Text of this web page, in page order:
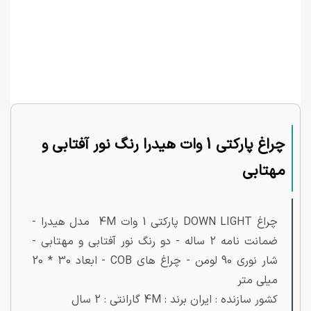
چراغ پارکتی 1 وات هیدرا رنگ نور آفتابی و
مهتابی
چراغ DOWN LIGHT پارکتی 1 وات 4M مدل هیدرا -
ضمانت نامه 2 ساله - دو رنگ نور آفتابی و مهتابی -
شار نوری 90 لومن - چراغ های COB - ابعاد 30 * 20
میلی متر
کشور سازنده : ایران برند : 4M گارانتی : 2 سال